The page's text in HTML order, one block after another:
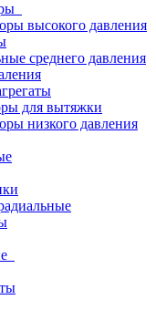
высокого давления
среднего давления
для вытяжки
низкого давления